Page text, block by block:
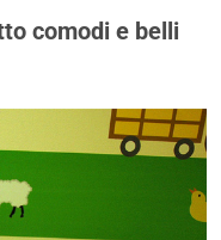
comodi e belli